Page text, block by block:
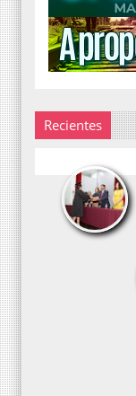
Recientes